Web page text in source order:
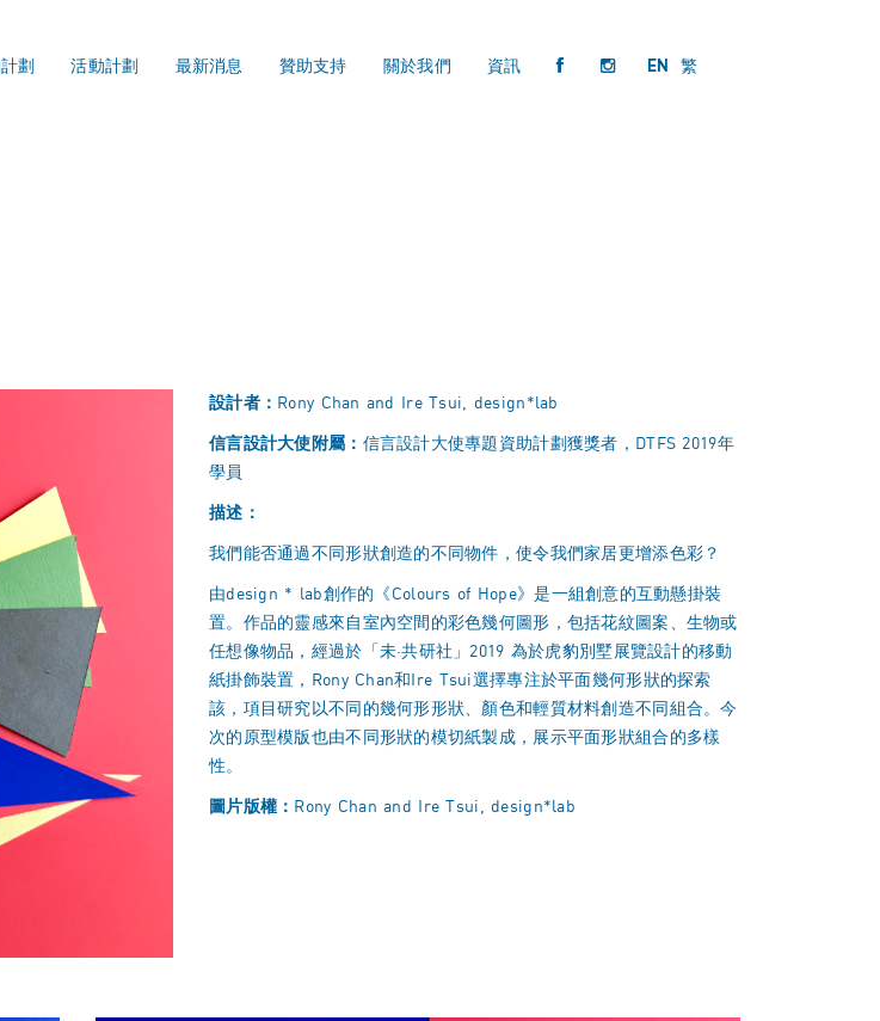
劃 活動計劃 最新消息 贊助支持 關於我們 資訊 EN 繁
設計者： Rony Chan and Ire Tsui, design*lab
信言設計大使附屬： 信言設計大使專題資助計劃獲獎者 ，DTFS 2019年
學員
描述：
我們能否通過不同形狀創造的不同物件，使令我們家居更增添色彩？
由design * lab創作的《Colours of Hope》是一組創意的互動懸掛裝
置。作品的靈感來自室內空間的彩色幾何圖形，包括花紋圖案、生物或
任想像物品，經過於「未·共研社」2019 為於虎豹別墅展覽設計的移動
紙掛飾裝置，Rony Chan和Ire Tsui選擇專注於平面幾何形狀的探索
該，項目研究以不同的幾何形形狀、顏色和輕質材料創造不同組合。今
次的原型模版也由不同形狀的模切紙製成，展示平面形狀組合的多樣
性。
圖片版權： Rony Chan and Ire Tsui, design*lab